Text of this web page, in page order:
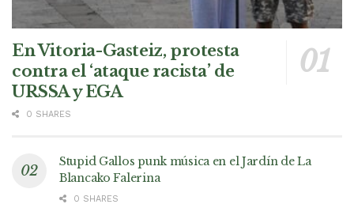
En Vitoria-Gasteiz, protesta
contra el ‘ataque racista’ de
URSSA y EGA
0 SHARES
Stupid Gallos punk música en el Jardín de La
Blancako Falerina
0 SHARES